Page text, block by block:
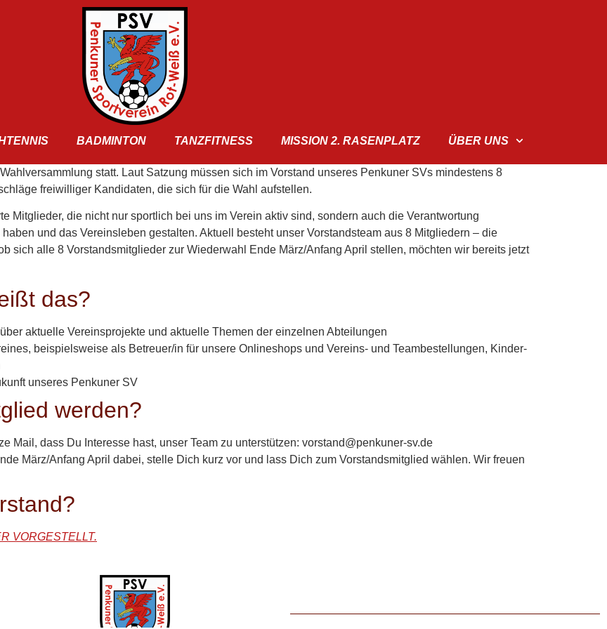
BADMINTON TANZFITNESS MISSION 2. RASENPLATZ ÜBER UNS
statt. Laut Satzung müssen sich im Vorstand unseres Penkuner SVs mindestens 8
freiwilliger Kandidaten, die sich für die Wahl aufstellen.
Mitglieder, die nicht nur sportlich bei uns im Verein aktiv sind, sondern auch die Verantwortung
und das Vereinsleben gestalten. Aktuell besteht unser Vorstandsteam aus 8 Mitgliedern – die
sich alle 8 Vorstandsmitglieder zur Wiederwahl Ende März/Anfang April stellen, möchten wir bereits jetzt
das?
aktuelle Vereinsprojekte und aktuelle Themen der einzelnen Abteilungen
beispielsweise als Betreuer/in für unsere Onlineshops und Vereins- und Teambestellungen, Kinder-
unseres Penkuner SV
werden?
Mail, dass Du Interesse hast, unser Team zu unterstützen: vorstand@penkuner-sv.de
März/Anfang April dabei, stelle Dich kurz vor und lass Dich zum Vorstandsmitglied wählen. Wir freuen
VORGESTELLT.